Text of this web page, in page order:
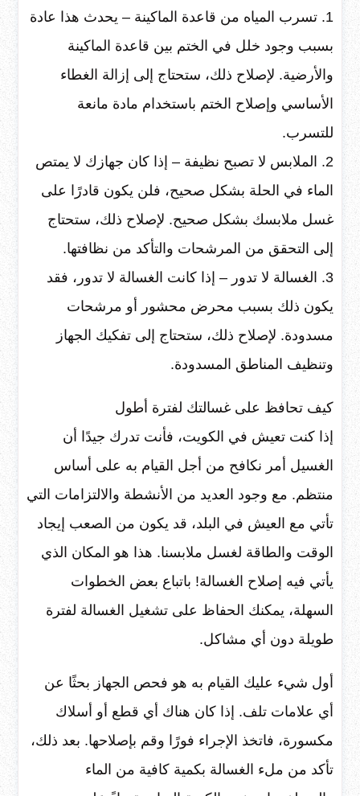
1. تسرب المياه من قاعدة الماكينة – يحدث هذا عادة
بسبب وجود خلل في الختم بين قاعدة الماكينة
والأرضية. لإصلاح ذلك، ستحتاج إلى إزالة الغطاء
الأساسي وإصلاح الختم باستخدام مادة مانعة
للتسرب.
2. الملابس لا تصبح نظيفة – إذا كان جهازك لا يمتص
الماء في الحلة بشكل صحيح، فلن يكون قادرًا على
غسل ملابسك بشكل صحيح. لإصلاح ذلك، ستحتاج
إلى التحقق من المرشحات والتأكد من نظافتها.
3. الغسالة لا تدور – إذا كانت الغسالة لا تدور، فقد
يكون ذلك بسبب محرض محشور أو مرشحات
مسدودة. لإصلاح ذلك، ستحتاج إلى تفكيك الجهاز
وتنظيف المناطق المسدودة.
كيف تحافظ على غسالتك لفترة أطول
إذا كنت تعيش في الكويت، فأنت تدرك جيدًا أن
الغسيل أمر نكافح من أجل القيام به على أساس
منتظم. مع وجود العديد من الأنشطة والالتزامات التي
تأتي مع العيش في البلد، قد يكون من الصعب إيجاد
الوقت والطاقة لغسل ملابسنا. هذا هو المكان الذي
يأتي فيه إصلاح الغسالة! باتباع بعض الخطوات
السهلة، يمكنك الحفاظ على تشغيل الغسالة لفترة
طويلة دون أي مشاكل.
أول شيء عليك القيام به هو فحص الجهاز بحثًا عن
أي علامات تلف. إذا كان هناك أي قطع أو أسلاك
مكسورة، فاتخذ الإجراء فورًا وقم بإصلاحها. بعد ذلك،
تأكد من ملء الغسالة بكمية كافية من الماء